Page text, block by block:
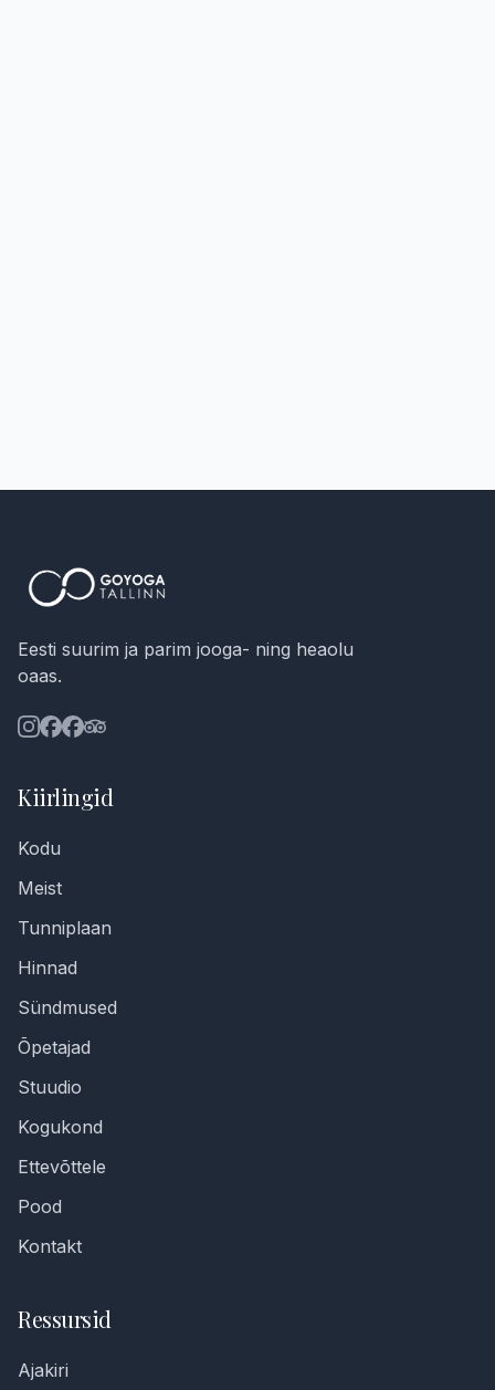
Eesti suurim ja parim jooga- ning heaolu
oaas.
Kiirlingid
Kodu
Meist
Tunniplaan
Hinnad
Sündmused
Õpetajad
Stuudio
Kogukond
Ettevõttele
Pood
Kontakt
Ressursid
Ajakiri